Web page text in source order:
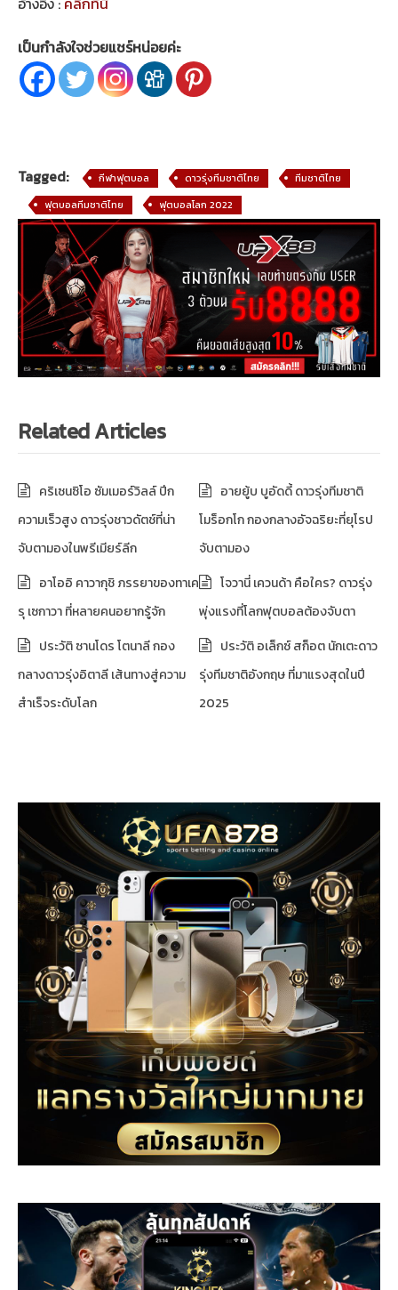
เป็นกำลังใจช่วยแชร์หน่อยค่ะ
Tagged: กีฬาฟุตบอล ดาวรุ่งทีมชาติไทย
ทีมชาติไทย
ฟุตบอลทีมชาติไทย
ฟุตบอลโลก 2022
Related Articles
คริเซนซิโอ ซัมเมอร์วิลล์ ปีก
ความเร็วสูง ดาวรุ่งชาวดัตช์ที่น่า
จับตามองในพรีเมียร์ลีก
อายยู้บ บูอัดดี้ ดาวรุ่งทีมชาติ
โมร็อกโก กองกลางอัจฉริยะที่ยุโรป
จับตามอง
อาโออิ คาวากุชิ ภรรยาของทาเค
รุ เซกาวา ที่หลายคนอยากรู้จัก
โจวานี่ เควนด้า คือใคร? ดาวรุ่ง
พุ่งแรงที่โลกฟุตบอลต้องจับตา
ประวัติ ซานโดร โตนาลี กอง
กลางดาวรุ่งอิตาลี เส้นทางสู่ความ
สำเร็จระดับโลก
ประวัติ อเล็กซ์ สก็อต นักเตะดาว
รุ่งทีมชาติอังกฤษ ที่มาแรงสุดในปี
2025